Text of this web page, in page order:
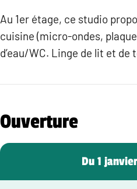
Au 1er étage, ce studio
cuisine (micro-ondes,
d’eau/WC. Linge de lit et
Ouverture
Du 1